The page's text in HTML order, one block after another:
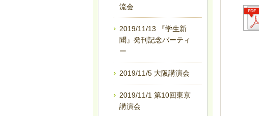
流会
2019/11/13 『学生新
聞』発刊記念パーティ
ー
2019/11/5 大阪講演会
2019/11/1 第10回東京
講演会